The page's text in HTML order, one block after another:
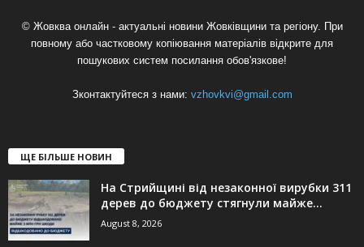
© Жовква онлайн - актуальні новини Жовківщини та регіону. При
повному або частковому копіювання матеріалів відкрите для
пошукових систем посилання обов'язкове!
Зконтактуйтеся з нами: vzhovkvi@gmail.com
ЩЕ БІЛЬШЕ НОВИН
На Стрийщині від незаконної вирубки 311
дерев до бюджету стягнули майже...
August 8, 2026